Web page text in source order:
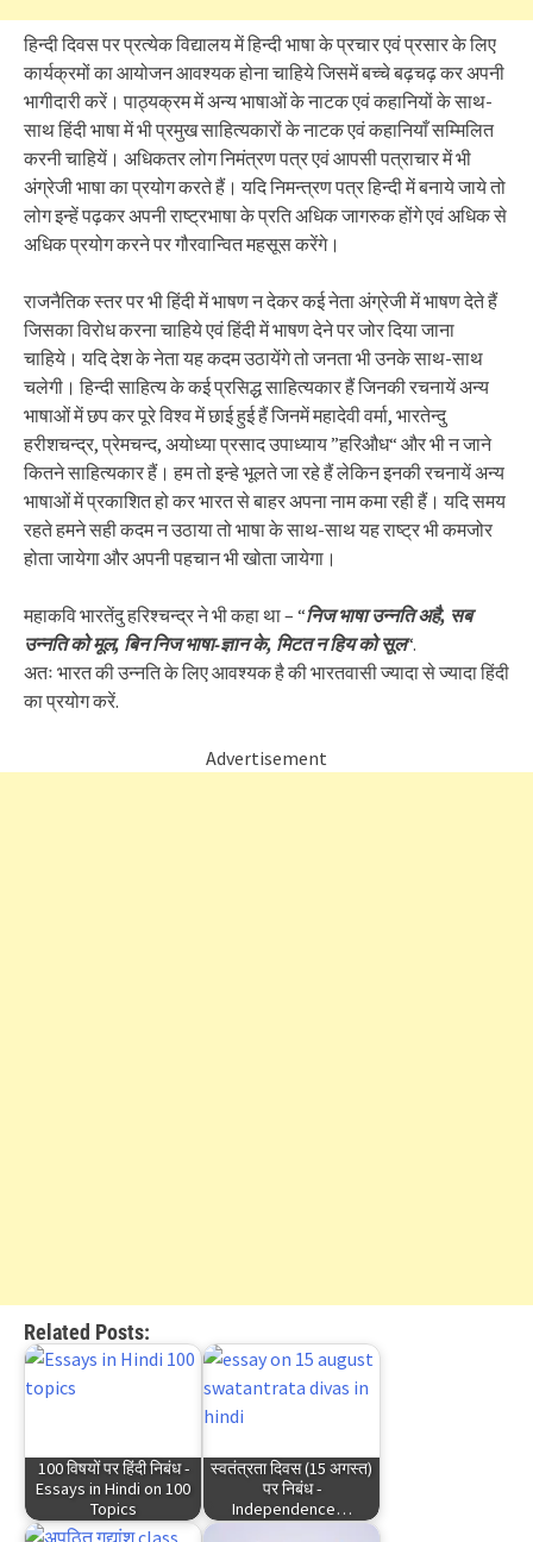
हिन्दी दिवस पर प्रत्येक विद्यालय में हिन्दी भाषा के प्रचार एवं प्रसार के लिए
कार्यक्रमों का आयोजन आवश्यक होना चाहिये जिसमें बच्चे बढ़चढ़ कर अपनी
भागीदारी करें। पाठ्यक्रम में अन्य भाषाओं के नाटक एवं कहानियों के साथ-
साथ हिंदी भाषा में भी प्रमुख साहित्यकारों के नाटक एवं कहानियाँ सम्मिलित
करनी चाहियें। अधिकतर लोग निमंत्रण पत्र एवं आपसी पत्राचार में भी
अंग्रेजी भाषा का प्रयोग करते हैं। यदि निमन्त्रण पत्र हिन्दी में बनाये जाये तो
लोग इन्हें पढ़कर अपनी राष्ट्रभाषा के प्रति अधिक जागरुक होंगे एवं अधिक से
अधिक प्रयोग करने पर गौरवान्वित महसूस करेंगे।
राजनैतिक स्तर पर भी हिंदी में भाषण न देकर कई नेता अंग्रेजी में भाषण देते हैं
जिसका विरोध करना चाहिये एवं हिंदी में भाषण देने पर जोर दिया जाना
चाहिये। यदि देश के नेता यह कदम उठायेंगे तो जनता भी उनके साथ-साथ
चलेगी। हिन्दी साहित्य के कई प्रसिद्ध साहित्यकार हैं जिनकी रचनायें अन्य
भाषाओं में छप कर पूरे विश्व में छाई हुई हैं जिनमें महादेवी वर्मा, भारतेन्दु
हरीशचन्द्र, प्रेमचन्द, अयोध्या प्रसाद उपाध्याय ”हरिऔध“ और भी न जाने
कितने साहित्यकार हैं। हम तो इन्हे भूलते जा रहे हैं लेकिन इनकी रचनायें अन्य
भाषाओं में प्रकाशित हो कर भारत से बाहर अपना नाम कमा रही हैं। यदि समय
रहते हमने सही कदम न उठाया तो भाषा के साथ-साथ यह राष्ट्र भी कमजोर
होता जायेगा और अपनी पहचान भी खोता जायेगा।
महाकवि भारतेंदु हरिश्चन्द्र ने भी कहा था – “निज भाषा उन्नति अहै, सब
उन्नति को मूल, बिन निज भाषा-ज्ञान के, मिटत न हिय को सूल“.
अतः भारत की उन्नति के लिए आवश्यक है की भारतवासी ज्यादा से ज्यादा हिंदी
का प्रयोग करें.
Advertisement
Related Posts:
100 विषयों पर हिंदी निबंध -
Essays in Hindi on 100
Topics
स्वतंत्रता दिवस (15 अगस्त)
पर निबंध -
Independence…